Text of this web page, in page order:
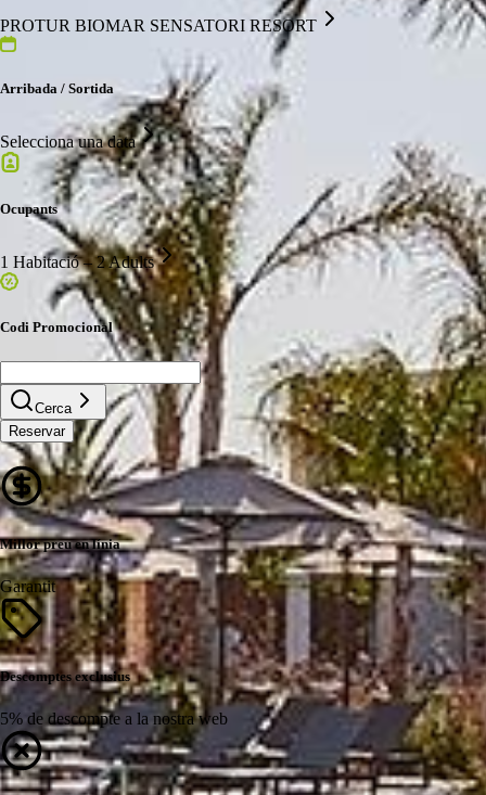
PROTUR BIOMAR SENSATORI RESORT
Arribada / Sortida
Selecciona una data
Ocupants
1 Habitació – 2 Adults
Codi Promocional
Cerca
Reservar
Millor preu en línia
Garantit
Descomptes exclusius
5% de descompte a la nostra web